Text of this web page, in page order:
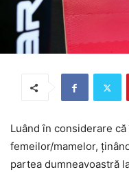
Luând în considerare
femeilor/mamelor,
partea dumneavoastră